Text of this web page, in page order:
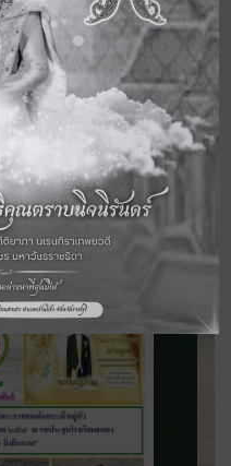
หมด
าว
พันธ์
เคลื่อนไหวของ